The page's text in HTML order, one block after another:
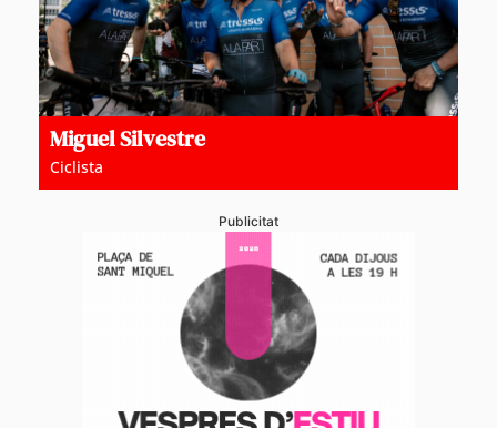
Miguel Silvestre
Ciclista
Publicitat